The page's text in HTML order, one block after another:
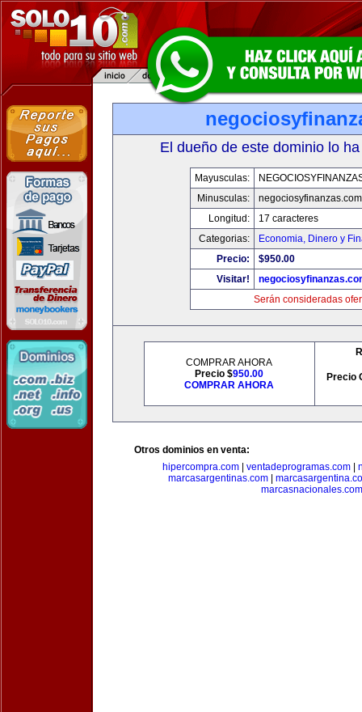
El dueño de este dominio lo
Mayusculas:
Minusculas:
negociosyfinanzas.com
Longitud:
17 caracteres
Categorias:
Economia, Dinero y
Precio:
$950.00
Visitar!
Serán consideradas
COMPRAR AHORA
Precio $950.00
COMPRAR AHORA
Precio
Otros dominios en venta:
hipercompra.com
ventadeprogramas.com
marcasargentinas.com
marcasnacionales.com